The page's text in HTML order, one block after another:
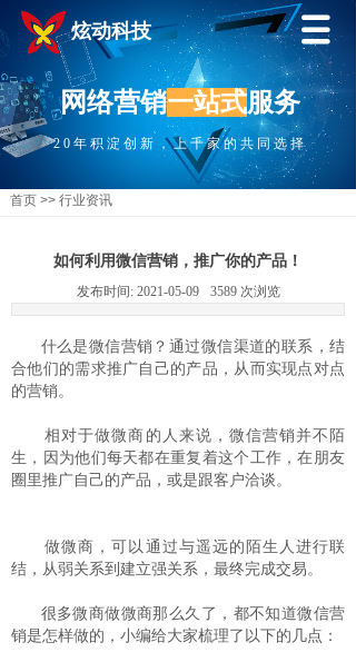
炫动科技
网络营销一站式服务
20年积淀创新，上千家的共同选择
首页 >> 行业资讯
如何利用微信营销，推广你的产品！
发布时间: 2021-05-09 3589 次浏览
什么是微信营销？通过微信渠道的联系，结
合他们的需求推广自己的产品，从而实现点对点
的营销。
相对于做微商的人来说，微信营销并不陌
生，因为他们每天都在重复着这个工作，在朋友
圈里推广自己的产品，或是跟客户洽谈。
做微商，可以通过与遥远的陌生人进行联
结，从弱关系到建立强关系，最终完成交易。
很多微商做微商那么久了，都不知道微信营
销是怎样做的，小编给大家梳理了以下的几点：